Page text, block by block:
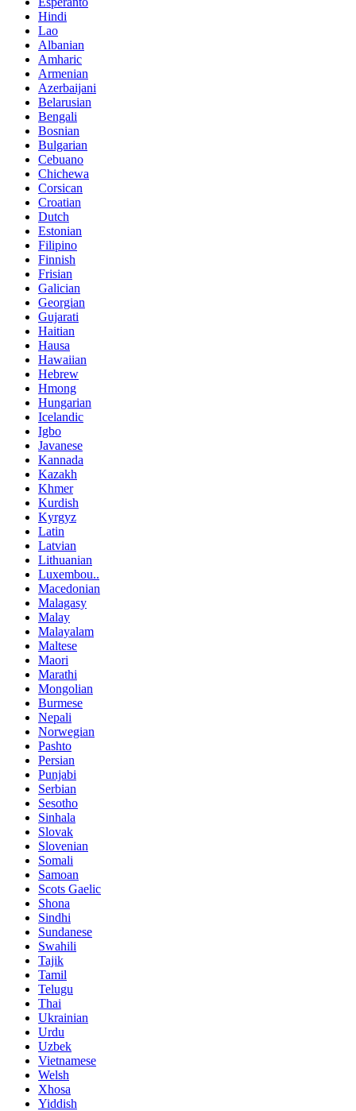
Hindi
Lao
Albanian
Amharic
Armenian
Azerbaijani
Belarusian
Bengali
Bosnian
Bulgarian
Cebuano
Chichewa
Corsican
Croatian
Dutch
Estonian
Filipino
Finnish
Frisian
Galician
Georgian
Gujarati
Haitian
Hausa
Hawaiian
Hebrew
Hmong
Hungarian
Icelandic
Igbo
Javanese
Kannada
Kazakh
Khmer
Kurdish
Kyrgyz
Latin
Latvian
Lithuanian
Luxembou..
Macedonian
Malagasy
Malay
Malayalam
Maltese
Maori
Marathi
Mongolian
Burmese
Nepali
Norwegian
Pashto
Persian
Punjabi
Serbian
Sesotho
Sinhala
Slovak
Slovenian
Somali
Samoan
Scots Gaelic
Shona
Sindhi
Sundanese
Swahili
Tajik
Tamil
Telugu
Thai
Ukrainian
Urdu
Uzbek
Vietnamese
Welsh
Xhosa
Yiddish